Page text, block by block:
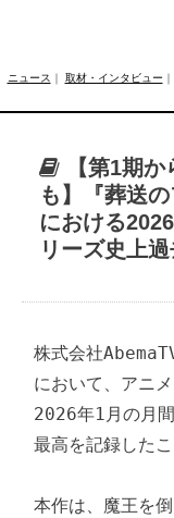
ニュース ｜ 取材・インタビュー ｜
【第1期
も】『葬送
における
リーズ史上
株式会社
において、アニ
2026年1月の月
最高を記録した
本作は、魔王を